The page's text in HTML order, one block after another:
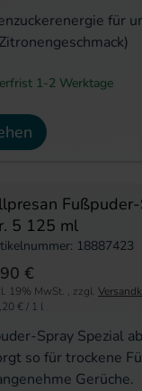
für
1-2 Werktage
5 125 ml
18887423
Spray Spezial
so für trockene
Gerüche.
€
19% MwSt. , zzgl.
€/ 1 l